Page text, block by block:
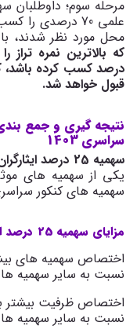
علمی 70 درصدی
محل مورد نظر شدند،
درصد کسب کرده باشد،
قبول خواهد شد.
سراسری 1403
سهمیه 25 درصد ایثارگران در انتخاب رشته کنکور سراسری 1403
یکی از سهمیه های
سهمیه های کنکور سراسری 1403 مزایای بیشتری
مزایای سهمیه 25 درصد ایثارگران عبارتند از؛
نسبت به سایر سهمیه ها
نسبت به سایر سهمیه ها